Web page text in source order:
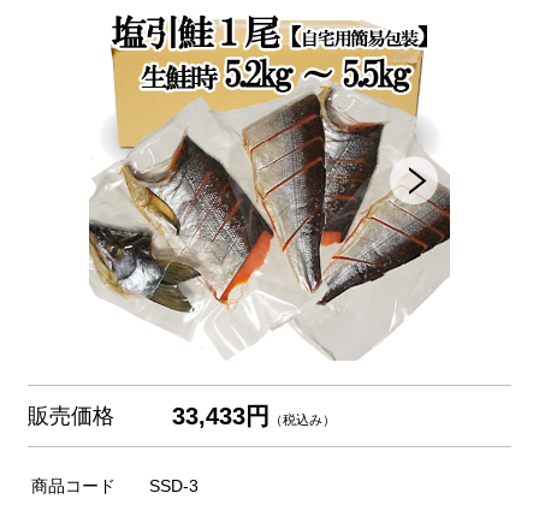
販売価格 33,433円 （税込み）
商品コード SSD-3